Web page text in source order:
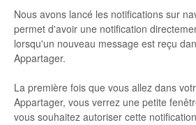
Nous avons lancé les notifications sur
permet d'avoir une notification
lorsqu'un nouveau message est reçu
Appartager.
La première fois que vous allez dans
Appartager, vous verrez une petite
vous souhaitez autoriser cette